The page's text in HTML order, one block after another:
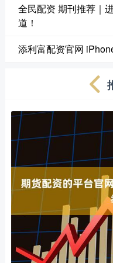
全民配资 期刊推荐｜
道！
添利富配资官网